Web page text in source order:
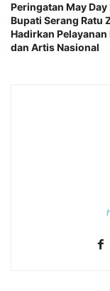
‎Peringatan May
Bupati Serang Ratu
Hadirkan
dan Artis Nasional‎